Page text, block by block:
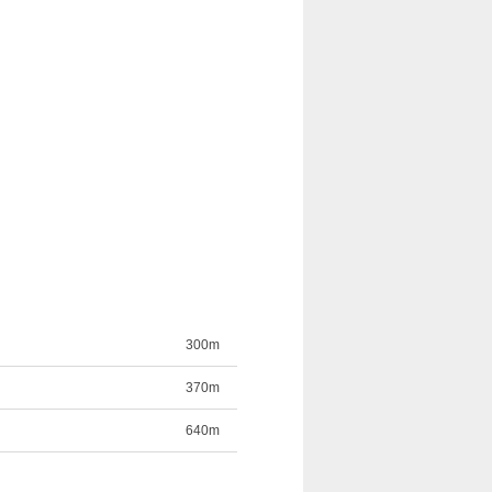
300m
370m
640m